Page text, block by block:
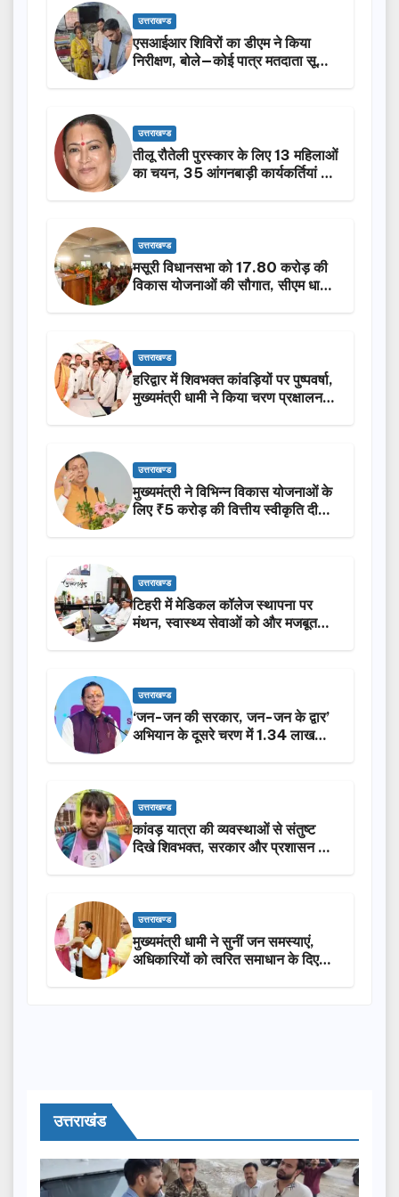
उत्तराखण्ड
एसआईआर शिविरों का डीएम ने किया
निरीक्षण, बोले—कोई पात्र मतदाता सूची
उत्तराखण्ड
तीलू रौतेली पुरस्कार के लिए 13 महिलाओं
का चयन, 35 आंगनबाड़ी कार्यकर्तियां भी
उत्तराखण्ड
मसूरी विधानसभा को 17.80 करोड़ की
विकास योजनाओं की सौगात, सीएम धामी
उत्तराखण्ड
हरिद्वार में शिवभक्त कांवड़ियों पर पुष्पवर्षा,
मुख्यमंत्री धामी ने किया चरण प्रक्षालन…
उत्तराखण्ड
मुख्यमंत्री ने विभिन्न विकास योजनाओं के
लिए ₹5 करोड़ की वित्तीय स्वीकृति दी…
उत्तराखण्ड
टिहरी में मेडिकल कॉलेज स्थापना पर
मंथन, स्वास्थ्य सेवाओं को और मजबूत
उत्तराखण्ड
‘जन-जन की सरकार, जन-जन के द्वार’
अभियान के दूसरे चरण में 1.34 लाख
उत्तराखण्ड
कांवड़ यात्रा की व्यवस्थाओं से संतुष्ट
दिखे शिवभक्त, सरकार और प्रशासन की
उत्तराखण्ड
मुख्यमंत्री धामी ने सुनीं जन समस्याएं,
अधिकारियों को त्वरित समाधान के दिए
उत्तराखंड